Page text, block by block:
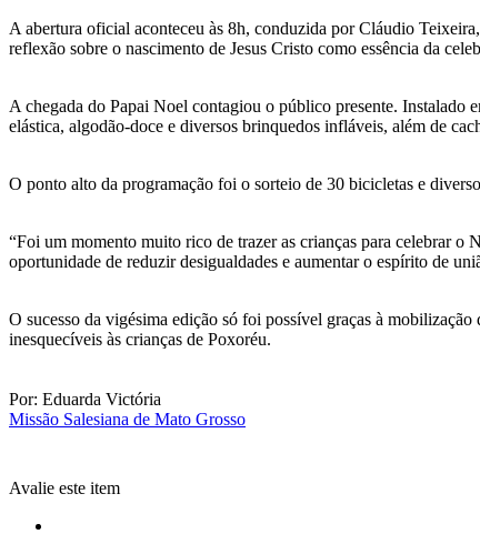
A abertura oficial aconteceu às 8h, conduzida por Cláudio
reflexão sobre o nascimento de Jesus Cristo como essência da
A chegada do Papai Noel contagiou o público presente. Instalado
elástica, algodão-doce e diversos brinquedos infláveis, além de
O ponto alto da programação foi o sorteio de 30 bicicletas e
“Foi um momento muito rico de trazer as crianças para celebrar o
oportunidade de reduzir desigualdades e aumentar o espírito de
O sucesso da vigésima edição só foi possível graças à
inesquecíveis às crianças de Poxoréu.
Por: Eduarda Victória
Missão Salesiana de Mato Grosso
Avalie este item